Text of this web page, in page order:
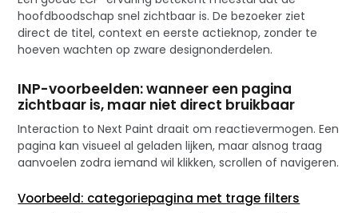
hoofdboodschap snel zichtbaar is. De bezoeker ziet
direct de titel, context en eerste actieknop, zonder te
hoeven wachten op zware designonderdelen.
INP-voorbeelden: wanneer een pagina
zichtbaar is, maar niet direct bruikbaar
Interaction to Next Paint draait om reactievermogen. Een
pagina kan visueel al geladen lijken, maar alsnog traag
aanvoelen zodra iemand wil klikken, scrollen of navigeren.
Voorbeeld: categoriepagina met trage filters